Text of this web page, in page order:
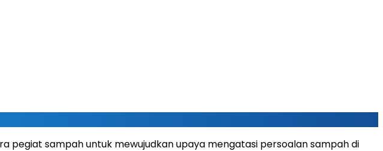
sampah untuk mewujudkan upaya mengatasi persoalan sampah di